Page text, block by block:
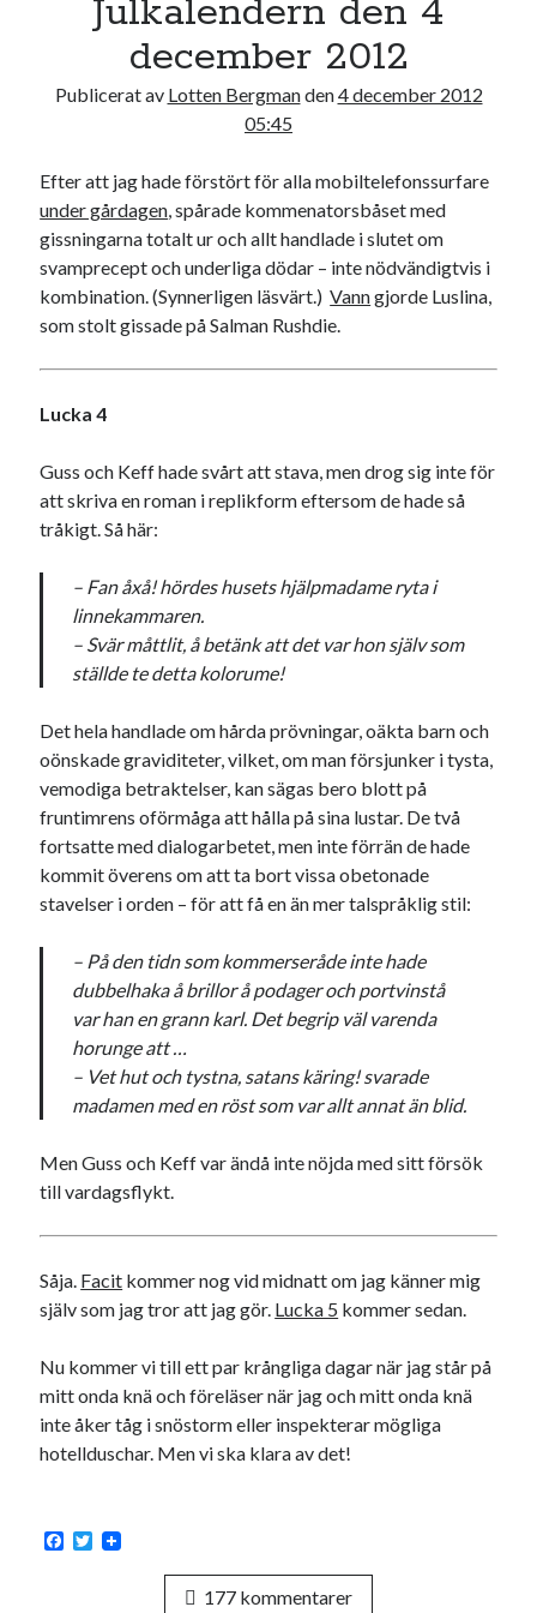
18 19 20 21 22 23
26 27 28 29 30
31
Sök
Etiketter
#blogg100 allmänbildning barn
barnen basket bil corona
historia hotell jobb
Julkalenderfacit Julkalendern
julkalendern 2021 Julkalendern 2024 konst
kåseri Lund mat minne
minnen mode museum musik
nostalgi ord radio recept
reklam resa sekrutt skola
sommar språk
Stockholm svenska tips tåg
Dessa har något gemensamt
Fantastiskt välformulerad moderecensent
Onödiga citattecken
Dessa har något helt annat gemensamt
En amerikansk språkpolis
Bokstävlar & AI – mitt levebröd. Gå en kurs!
Julkalendern den 4
december 2012
Publicerat av Lotten Bergmanden4 december 2012
05:45
Efter att jag hade förstört för alla mobiltelefonssurfare
under gårdagen, spårade kommenatorsbåset med
gissningarna totalt ur och allt handlade i slutet om
svamprecept och underliga dödar – inte nödvändigtvis i
kombination. (Synnerligen läsvärt.)Vanngjorde Luslina,
som stolt gissade på Salman Rushdie.
Lucka 4
Guss och Keff hade svårt att stava, men drog sig inte för
att skriva en roman i replikform eftersom de hade så
tråkigt. Så här:
– Fan åxå! hördes husets hjälpmadame ryta i
linnekammaren.
– Svär måttlit, å betänk att det var hon själv som
ställde te detta kolorume!
Det hela handlade om hårda prövningar, oäkta barn och
oönskade graviditeter, vilket, om man försjunker i tysta,
vemodiga betraktelser, kan sägas bero blott på
fruntimrens oförmåga att hålla på sina lustar. De två
fortsatte med dialogarbetet, men inte förrän de hade
kommit överens om att ta bort vissa obetonade
stavelser i orden – för att få en än mer talspråklig stil:
– På den tidn som kommerseråde inte hade
dubbelhaka å brillor å podager och portvinstå
var han en grann karl. Det begrip väl varenda
horunge att …
– Vet hut och tystna, satans käring! svarade
madamen med en röst som var allt annat än blid.
Men Guss och Keff var ändå inte nöjda med sitt försök
till vardagsflykt.
Såja. Facit kommer nog vid midnatt om jag känner mig
själv som jag tror att jag gör. Lucka 5 kommer sedan.
Nu kommer vi till ett par krångliga dagar när jag står på
mitt onda knä och föreläser när jag och mitt onda knä
inte åker tåg i snöstorm eller inspekterar mögliga
hotellduschar. Men vi ska klara av det!
F
T
177 kommentarer